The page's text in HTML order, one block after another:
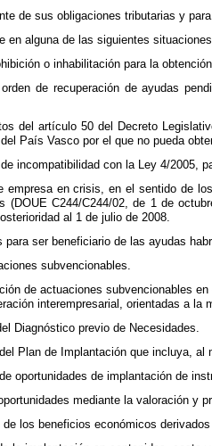
de sus obligaciones tributarias y
en alguna de las siguientes
o inhabilitación para la
de recuperación de ayudas
del artículo 50 del Decreto
País Vasco por el que no pueda
incompatibilidad con la Ley 4/2005,
empresa en crisis, en el sentido de
(DOUE C244/C244/02, de 1 de
al 1 de julio de 2008.
para ser beneficiario de las ayudas
subvencionables.
de actuaciones subvencionables
interempresarial, orientadas a la
Diagnóstico previo de Necesidades.
Plan de Implantación que incluya,
oportunidades de implantación de
mediante la valoración y
los beneficios económicos